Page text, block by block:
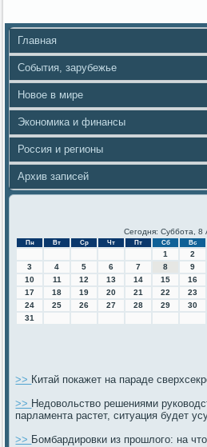
Главная
События, зарубежье
Новое в мире
Экономика и финансы
Россия и регионы
Архив записей
Сегодня: Суббота, 8
Пн Вт Ср Чт Пт Сб Вс
1
2
3
4 5 6 7 8
9
10
11 12 13 14 15
16
17
18 19 20 21 22
23
24
25 26 27 28 29
30
31
>> Китай покажет на параде
>> Недовольство решениями
парламента растет, ситуация будет
>> Бомбардировки из прошлого: на